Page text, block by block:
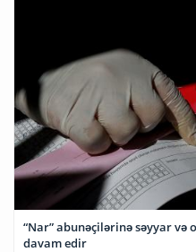
“Nar” abunəçilərinə səyyar və
davam edir